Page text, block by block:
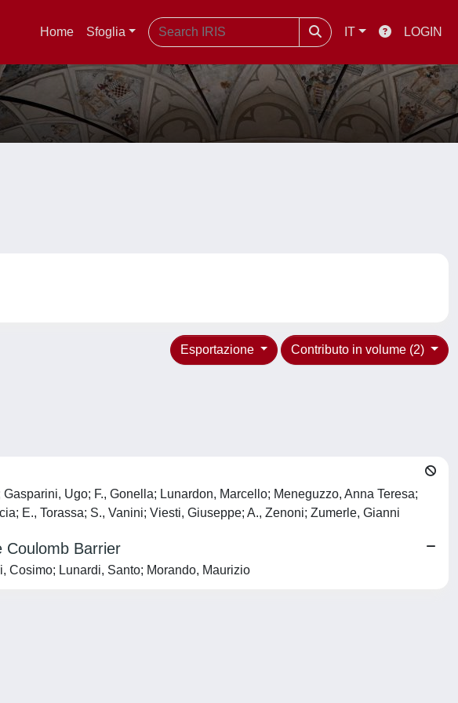
Home Sfoglia IT LOGIN
Contributo in volume (2)
Esportazione
Ugo; F., Gonella; Lunardon, Marcello; Meneguzzo, Anna Teresa;
E., Torassa; S., Vanini; Viesti, Giuseppe; A., Zenoni; Zumerle, Gianni
Coulomb Barrier
Cosimo; Lunardi, Santo; Morando, Maurizio